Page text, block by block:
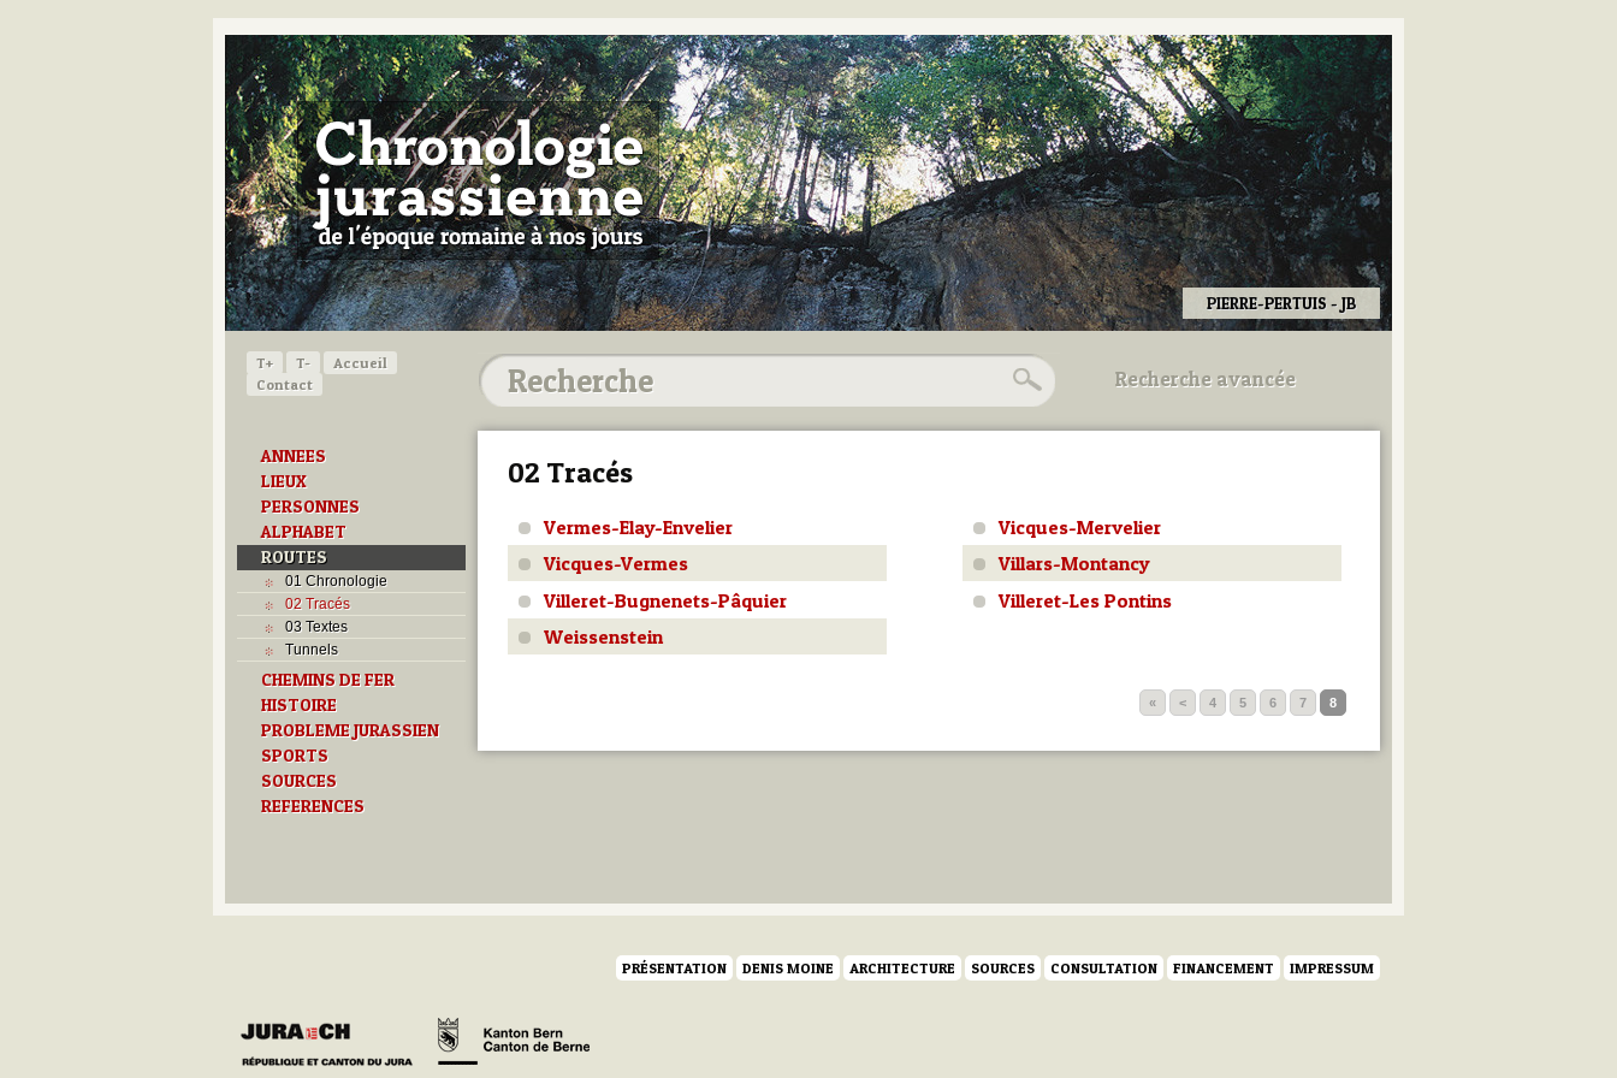
PIERRE-PERTUIS - JB
T+ T-
Accueil
Contact
ANNEES
LIEUX
PERSONNES
ALPHABET
ROUTES
01 Chronologie
02 Tracés
03 Textes
Tunnels
CHEMINS DE FER
HISTOIRE
PROBLEME JURASSIEN
SPORTS
SOURCES
REFERENCES
Recherche avancée
Utilisez les champs ci-dessous
02 Tracés
Vermes-Elay-Envelier
Vicques-Mervelier
Vicques-Vermes
Villars-Montancy
Villeret-Bugnenets-Pâquier
Villeret-Les Pontins
Weissenstein
« < 4 5 6 7 8
PRÉSENTATION DENIS MOINE ARCHITECTURE SOURCES CONSULTATION FINANCEMENT IMPRESSUM